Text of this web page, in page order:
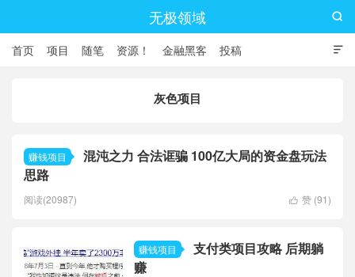
无极领域

首页 项目 随笔 资源！ 金融黑客 投稿

灰色项目
赚钱项目
混沌之力 合法诓骗 100亿大局的资金盘玩法
思路
 赞 (91)
阅读(20987)
赚钱项目
支付类项目攻略 后期躺
赚